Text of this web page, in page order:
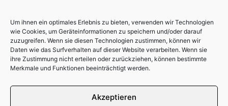
Um ihnen ein optimales Erlebnis zu bieten, verwenden wir Technologien
wie Cookies, um Geräteinformationen zu speichern und/oder darauf
zuzugreifen. Wenn sie diesen Technologien zustimmen, können wir
Daten wie das Surfverhalten auf dieser Website verarbeiten. Wenn sie
ihre Zustimmung nicht erteilen oder zurückziehen, können bestimmte
Merkmale und Funktionen beeinträchtigt werden.
Akzeptieren